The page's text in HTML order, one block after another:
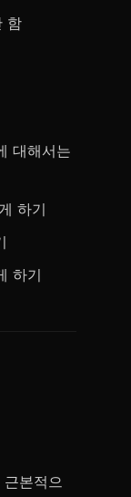
함
대해서는
하기
하기
본적으